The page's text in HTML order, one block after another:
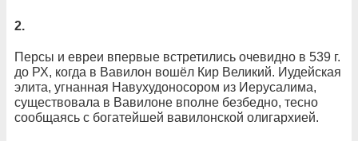
2.
Персы и евреи впервые встретились очевидно в 539 г.
до РХ, когда в Вавилон вошёл Кир Великий. Иудейская
элита, угнанная Навухудоносором из Иерусалима,
существовала в Вавилоне вполне безбедно, тесно
сообщаясь с богатейшей вавилонской олигархией.